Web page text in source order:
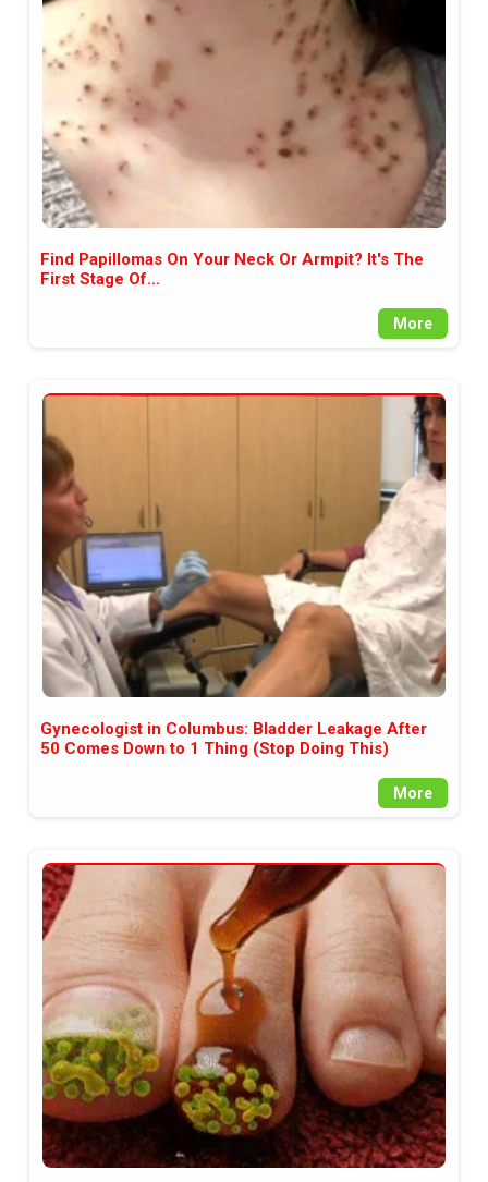
аудитория, затова държим на
прозрачност и коректност от
наша страна. Поднасяме ви
новините такива, каквито са. В
пълния си потенциал.
Find Papillomas On Your Neck Or Armpit? It's The
First Stage Of...
More
Gynecologist in Columbus: Bladder Leakage After
50 Comes Down to 1 Thing (Stop Doing This)
More